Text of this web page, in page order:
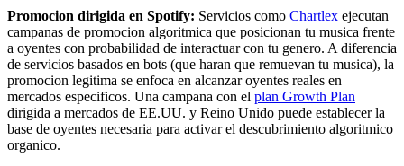
Promocion dirigida en Spotify: Servicios como Chartlex ejecutan
campanas de promocion algoritmica que posicionan tu musica frente
a oyentes con probabilidad de interactuar con tu genero. A diferencia
de servicios basados en bots (que haran que remuevan tu musica), la
promocion legitima se enfoca en alcanzar oyentes reales en
mercados especificos. Una campana con el plan Growth Plan
dirigida a mercados de EE.UU. y Reino Unido puede establecer la
base de oyentes necesaria para activar el descubrimiento algoritmico
organico.